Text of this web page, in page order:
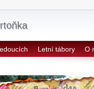
Letní tábory O